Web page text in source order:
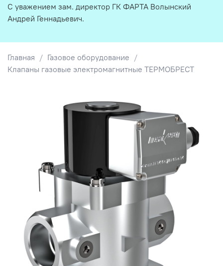
Главная
Газовое оборудование
Клапаны газовые электромагнитные ТЕРМОБРЕСТ
С уважением зам. директор ГК ФАРТА Волынский
Андрей Геннадьевич.